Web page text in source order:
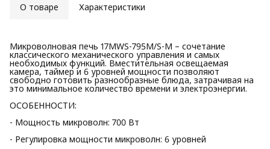
О товаре Характеристики
Микроволновая печь 17MWS-795M/S-M – сочетание
классического механического управления и самых
необходимых функций. Вместительная освещаемая
камера, таймер и 6 уровней мощности позволяют
свободно готовить разнообразные блюда, затрачивая на
это минимальное количество времени и электроэнергии.
ОСОБЕННОСТИ:
- Мощность микроволн: 700 Вт
- Регулировка мощности микроволн: 6 уровней